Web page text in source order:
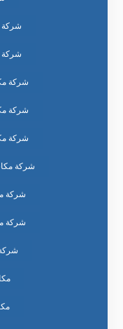
شركة
شركة
شركة
شركة
شركة
شركة
شركة
شركة